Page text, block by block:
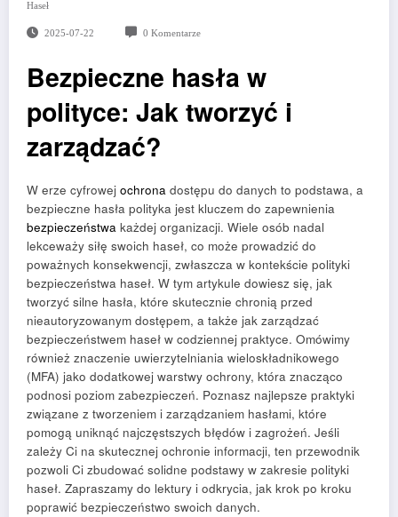
Haseł
2025-07-22 0 Komentarze
Bezpieczne hasła w
polityce: Jak tworzyć i
zarządzać?
W erze cyfrowej ochrona dostępu do danych to podstawa, a
bezpieczne hasła polityka jest kluczem do zapewnienia
bezpieczeństwa każdej organizacji. Wiele osób nadal
lekceważy siłę swoich haseł, co może prowadzić do
poważnych konsekwencji, zwłaszcza w kontekście polityki
bezpieczeństwa haseł. W tym artykule dowiesz się, jak
tworzyć silne hasła, które skutecznie chronią przed
nieautoryzowanym dostępem, a także jak zarządzać
bezpieczeństwem haseł w codziennej praktyce. Omówimy
również znaczenie uwierzytelniania wieloskładnikowego
(MFA) jako dodatkowej warstwy ochrony, która znacząco
podnosi poziom zabezpieczeń. Poznasz najlepsze praktyki
związane z tworzeniem i zarządzaniem hasłami, które
pomogą uniknąć najczęstszych błędów i zagrożeń. Jeśli
zależy Ci na skutecznej ochronie informacji, ten przewodnik
pozwoli Ci zbudować solidne podstawy w zakresie polityki
haseł. Zapraszamy do lektury i odkrycia, jak krok po kroku
poprawić bezpieczeństwo swoich danych.